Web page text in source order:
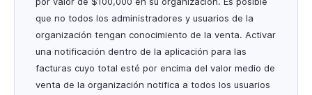
que no todos los administradores y usuarios de la
organización tengan conocimiento de la venta. Activar
una notificación dentro de la aplicación para las
facturas cuyo total esté por encima del valor medio de
venta de la organización notifica a todos los usuarios